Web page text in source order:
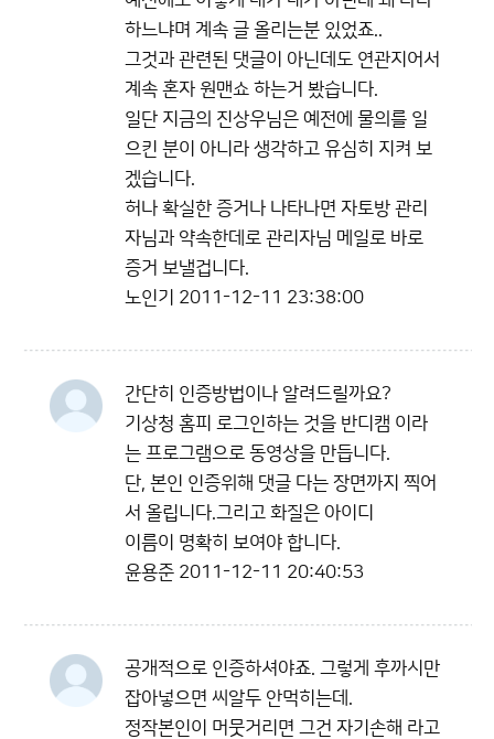
하느냐며 계속 글 올리는분 있었죠..
그것과 관련된 댓글이 아닌데도 연관지어서
계속 혼자 원맨쇼 하는거 봤습니다.
일단 지금의 진상우님은 예전에 물의를 일
으킨 분이 아니라 생각하고 유심히 지켜 보
겠습니다.
허나 확실한 증거나 나타나면 자토방 관리
자님과 약속한데로 관리자님 메일로 바로
증거 보낼겁니다.
노인기 2011-12-11 23:38:00
간단히 인증방법이나 알려드릴까요?
기상청 홈피 로그인하는 것을 반디캠 이라
는 프로그램으로 동영상을 만듭니다.
단, 본인 인증위해 댓글 다는 장면까지 찍어
서 올립니다.그리고 화질은 아이디
이름이 명확히 보여야 합니다.
윤용준 2011-12-11 20:40:53
공개적으로 인증하셔야죠. 그렇게 후까시만
잡아넣으면 씨알두 안먹히는데.
정작본인이 머뭇거리면 그건 자기손해 라고